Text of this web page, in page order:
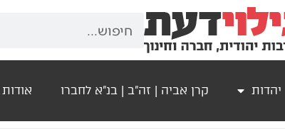
יהדות קרן אביה | זה"ב | בנ"א לחברו אודות